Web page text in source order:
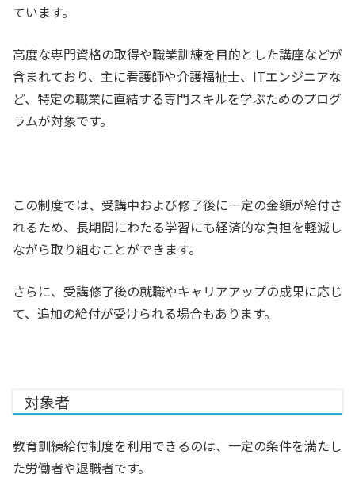
ています。
高度な専門資格の取得や職業訓練を目的とした講座などが
含まれており、主に看護師や介護福祉士、ITエンジニアな
ど、特定の職業に直結する専門スキルを学ぶためのプログ
ラムが対象です。
この制度では、受講中および修了後に一定の金額が給付さ
れるため、長期間にわたる学習にも経済的な負担を軽減し
ながら取り組むことができます。
さらに、受講修了後の就職やキャリアアップの成果に応じ
て、追加の給付が受けられる場合もあります。
対象者
教育訓練給付制度を利用できるのは、一定の条件を満たし
た労働者や退職者です。